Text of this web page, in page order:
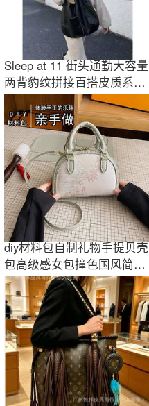
Sleep at 11 街头通勤大容量
两背豹纹拼接百搭皮质系带
手提单肩包
diy材料包自制礼物手提贝壳
包高级感女包撞色国风简约
通勤单肩包